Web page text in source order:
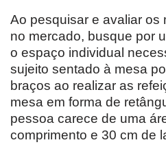
Ao pesquisar e avaliar os
no mercado, busque por
o espaço individual
sujeito sentado à mesa
braços ao realizar as
mesa em forma de
pessoa carece de uma
comprimento e 30 cm de